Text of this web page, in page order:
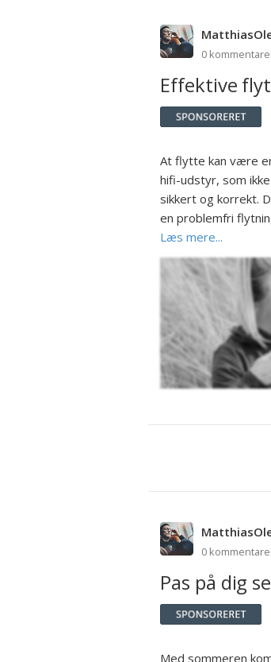
0
Effektive
At flytte kan være
hifi-udstyr, som
sikkert og korrekt.
en problemfri
Læs mere...
0
Pas på dig
Med sommeren